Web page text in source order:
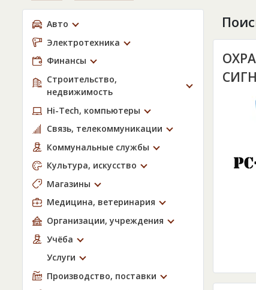
Авто
Электротехника
Финансы
Строительство,
недвижимость
Hi-Tech, компьютеры
Связь, телекоммуникации
Коммунальные службы
Культура, искусство
Магазины
Медицина, ветеринария
Организации, учреждения
Учёба
Услуги
Производство, поставки